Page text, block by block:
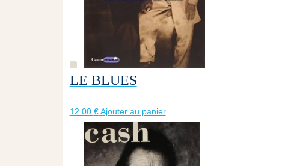
LE BLUES
12.00 € Ajouter au panier